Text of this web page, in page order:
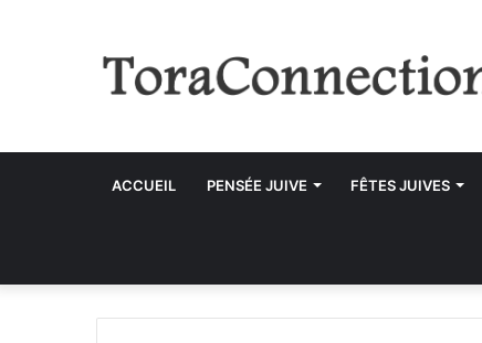
ACCUEIL PENSÉE JUIVE FÊTES JUIVES